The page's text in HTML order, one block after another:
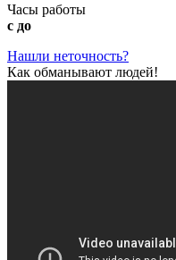
Часы работы
с до
Нашли неточность?
Как обманывают людей!